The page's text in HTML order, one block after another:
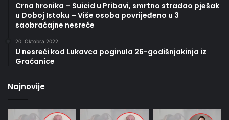
Crna hronika – Suicid u Pribavi, smrtno stradao pješak
u Doboj Istoku – Više osoba povrijeđeno u 3
saobraćajne nesreće
20. Oktobra 2022.
U nesreći kod Lukavca poginula 26-godišnjakinja iz
Gračanice
Najnovije